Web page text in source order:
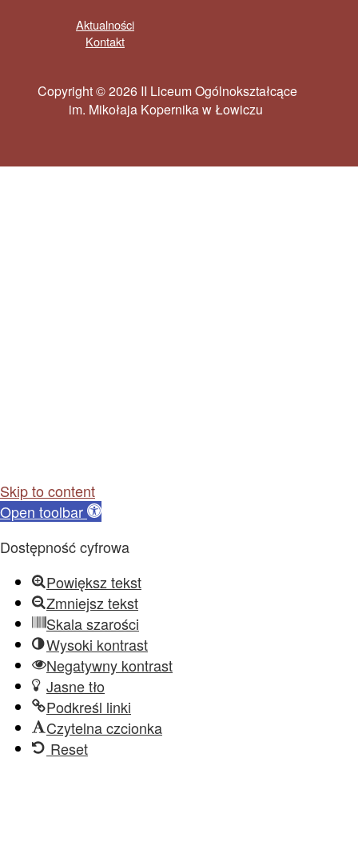
Aktualności
Kontakt
Copyright © 2026 II Liceum Ogólnokształcące
im. Mikołaja Kopernika w Łowiczu
Skip to content
Open toolbar
Dostępność cyfrowa
Powiększ tekst
Zmniejsz tekst
Skala szarości
Wysoki kontrast
Negatywny kontrast
Jasne tło
Podkreśl linki
Czytelna czcionka
Reset